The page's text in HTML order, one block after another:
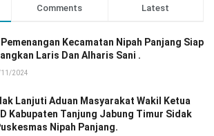
Comments Latest
Kecamatan Nipah Panjang Siap
Laris Dan Alharis Sani .
2024
Lanjuti Aduan Masyarakat Wakil Ketua
Kabupaten Tanjung Jabung Timur Sidak
Nipah Panjang.